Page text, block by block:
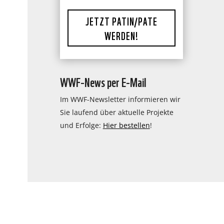
JETZT PATIN/PATE
WERDEN!
WWF-News per E-Mail
Im WWF-Newsletter informieren wir
Sie laufend über aktuelle Projekte
und Erfolge: Hier bestellen!